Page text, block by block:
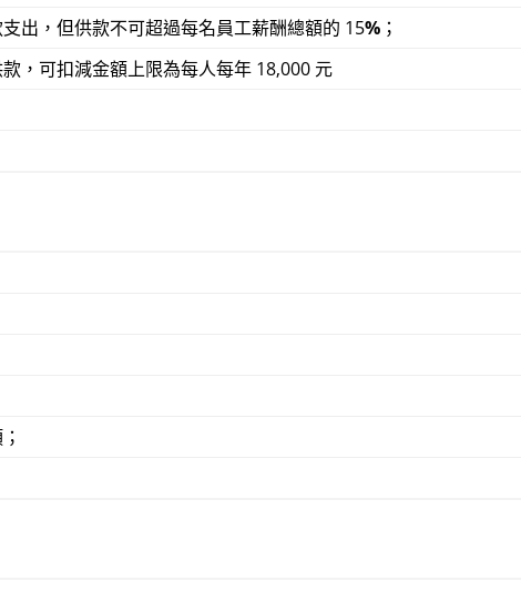
出，但供款不可超過每名員工薪酬總額的 15% ；
，可扣減金額上限為每人每年 18,000 元